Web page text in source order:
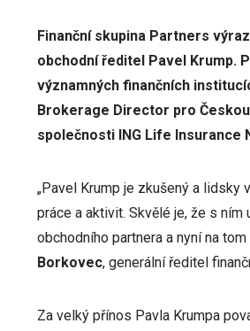
Finanční skupina Partners
obchodní ředitel Pavel Krump.
významných finančních
Brokerage Director pro
společnosti ING Life Insurance
„Pavel Krump je zkušený a lidsky
práce a aktivit. Skvělé je, že s
obchodního partnera a nyní na
Borkovec, generální ředitel
Za velký přínos Pavla Krumpa